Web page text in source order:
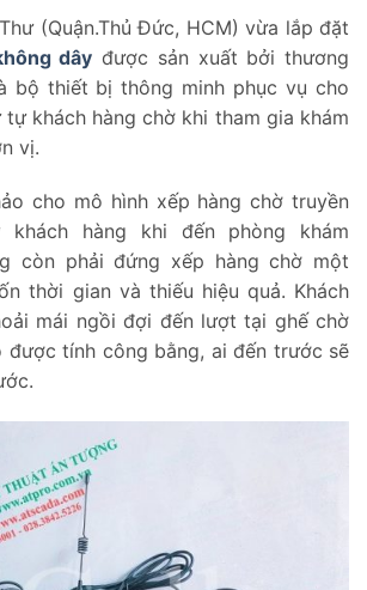
(Quận.Thủ Đức, HCM) vừa lắp đặt
dây được sản xuất bởi thương
bộ thiết bị thông minh phục vụ cho
khách hàng chờ khi tham gia khám
vị.
cho mô hình xếp hàng chờ truyền
khách hàng khi đến phòng khám
còn phải đứng xếp hàng chờ một
thời gian và thiếu hiệu quả. Khách
mái ngồi đợi đến lượt tại ghế chờ
được tính công bằng, ai đến trước sẽ